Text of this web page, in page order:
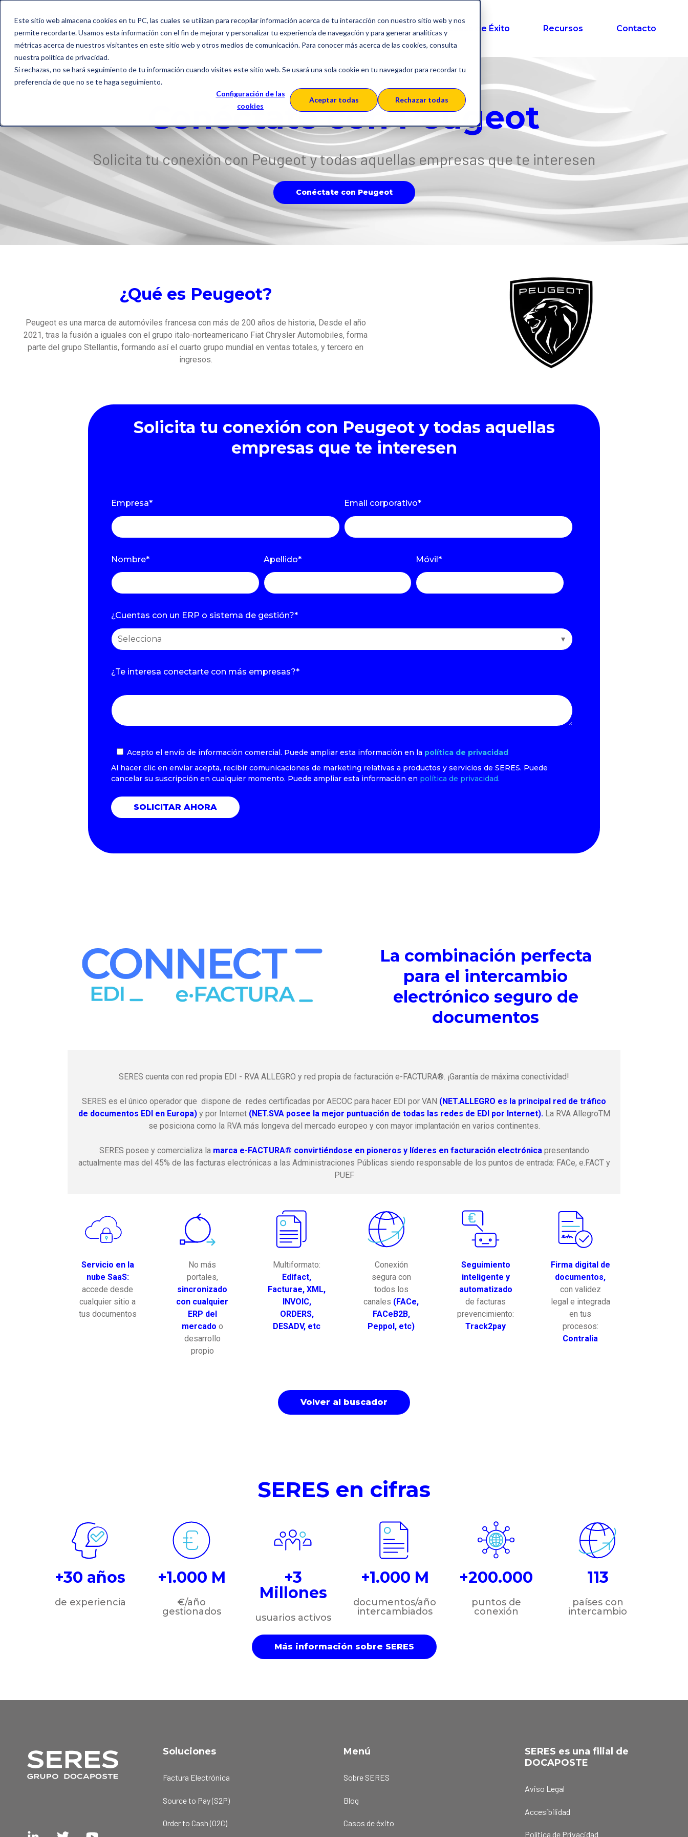
Este sitio web almacena cookies en tu PC, las cuales se utilizan para recopilar información acerca de tu interacción con nuestro sitio web y nos
permite recordarte. Usamos esta información con el fin de mejorar y personalizar tu experiencia de navegación y para generar analíticas y
métricas acerca de nuestros visitantes en este sitio web y otros medios de comunicación. Para conocer más acerca de las cookies, consulta
nuestra política de privacidad.
Si rechazas, no se hará seguimiento de tu información cuando visites este sitio web. Se usará una sola cookie en tu navegador para recordar tu
preferencia de que no se te haga seguimiento.
Configuración de las
cookies
Aceptar todas Rechazar todas
Soluciones Sobre SERES Casos de Éxito Recursos Contacto
Conéctate con Peugeot
Solicita tu conexión con Peugeot y todas aquellas empresas que te interesen
Conéctate con Peugeot
¿Qué es Peugeot?
Peugeot es una marca de automóviles francesa con más de 200 años de historia, Desde el año
2021, tras la fusión a iguales con el grupo italo-norteamericano Fiat Chrysler Automobiles, forma
parte del grupo Stellantis, formando así el cuarto grupo mundial en ventas totales, y tercero en
ingresos.
Solicita tu conexión con Peugeot y todas aquellas
empresas que te interesen
Empresa* Email corporativo*
Nombre* Apellido* Móvil*
¿Cuentas con un ERP o sistema de gestión?*
¿Te interesa conectarte con más empresas?*
Acepto el envío de información comercial. Puede ampliar esta información en la política de privacidad
Al hacer clic en enviar acepta, recibir comunicaciones de marketing relativas a productos y servicios de SERES. Puede
cancelar su suscripción en cualquier momento. Puede ampliar esta información en política de privacidad.
La combinación perfecta
para el intercambio
electrónico seguro de
documentos
SERES cuenta con red propia EDI - RVA ALLEGRO y red propia de facturación e-FACTURA®. ¡Garantía de máxima conectividad!
SERES es el único operador que dispone de redes certificadas por AECOC para hacer EDI por VAN (NET.ALLEGRO es la principal red de tráfico
de documentos EDI en Europa) y por Internet(NET.SVA posee la mejor puntuación de todas las redes de EDI por Internet). La RVA AllegroTM
se posiciona como la RVA más longeva del mercado europeo y con mayor implantación en varios continentes.
SERES posee y comercializa la marca e-FACTURA® convirtiéndose en pioneros y líderes en facturación electrónicapresentando
actualmente mas del 45% de las facturas electrónicas a las Administraciones Públicas siendo responsable de los puntos de entrada: FACe, e.FACT y
PUEF
Servicio en la
nube SaaS:
accede desde
cualquier sitio a
tus documentos
No más
portales,
sincronizado
con cualquier
ERP del
mercado o
desarrollo
propio
Multiformato:
Edifact,
Facturae, XML,
INVOIC,
ORDERS,
DESADV, etc
Conexión
segura con
todos los
canales (FACe,
FACeB2B,
Peppol, etc)
Seguimiento
inteligente y
automatizado
de facturas
prevencimiento:
Track2pay
Firma digital de
documentos,
con validez
legal e integrada
en tus
procesos:
Contralia
Volver al buscador
SERES en cifras
+30 años
de experiencia
+1.000 M
€/año
gestionados
+3
Millones
usuarios activos
+1.000 M
documentos/año
intercambiados
+200.000
puntos de
conexión
113
países con
intercambio
Más información sobre SERES
Soluciones
Factura Electrónica
Source to Pay (S2P)
Order to Cash (O2C)
Menú
Sobre SERES
Blog
Casos de éxito
SERES es una filial de
DOCAPOSTE
Aviso Legal
Accesibilidad
Política de Privacidad